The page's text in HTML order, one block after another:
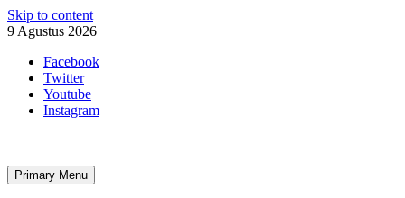
Skip to content
9 Agustus 2026
Facebook
Twitter
Youtube
Instagram
Primary Menu